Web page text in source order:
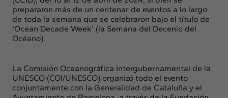
prepararon más de un centenar de eventos a lo largo
de toda la semana que se celebraron bajo el título de
'Ocean Decade Week' (la Semana del Decenio del
Océano).
La Comisión Oceanográfica Intergubernamental de la
UNESCO (COI/UNESCO) organizó todo el evento
conjuntamente con la Generalidad de Cataluña y el